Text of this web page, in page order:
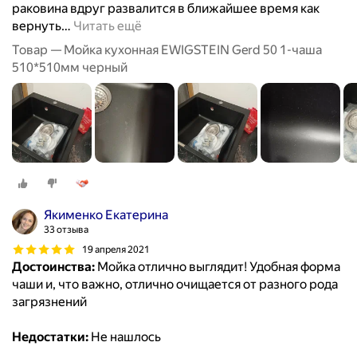
раковина вдруг развалится в ближайшее время как
вернуть… Читать ещё
Товар — Мойка кухонная EWIGSTEIN Gerd 50 1-чаша
510*510мм черный
Якименко Екатерина
33 отзыва
19 апреля 2021
Достоинства: Мойка отлично выглядит! Удобная форма
чаши и, что важно, отлично очищается от разного рода
загрязнений
Недостатки: Не нашлось